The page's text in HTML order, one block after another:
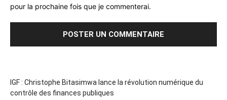
pour la prochaine fois que je commenterai.
IGF : Christophe Bitasimwa lance la révolution numérique du
contrôle des finances publiques